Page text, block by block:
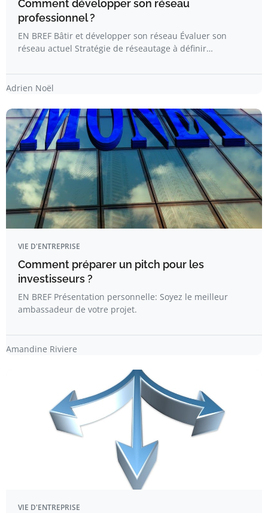
Comment développer son réseau
professionnel ?
EN BREF Bâtir et développer son réseau Évaluer son
réseau actuel Stratégie de réseautage à définir…
Adrien Noël
VIE D'ENTREPRISE
Comment préparer un pitch pour les
investisseurs ?
EN BREF Présentation personnelle: Soyez le meilleur
ambassadeur de votre projet.
Amandine Riviere
VIE D'ENTREPRISE